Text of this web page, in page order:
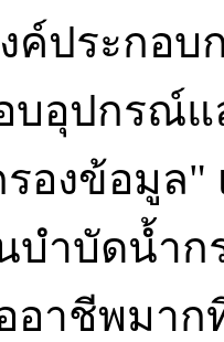
ค์ประกอ
บอุปกรณ์
องข้อมูล
บำบัดน้ำก
อาชีพมาก